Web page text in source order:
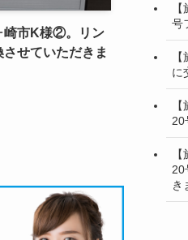
崎市K様②。リン
せていただきま
号
に
20
20
き